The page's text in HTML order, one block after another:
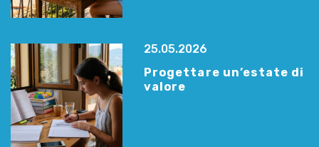
25.05.2026
Progettare un’estate di
valore